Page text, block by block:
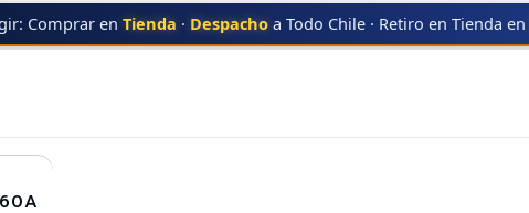
Comprar en Tienda · Despacho a Todo Chile · Retiro en Tienda en
116A BLACK